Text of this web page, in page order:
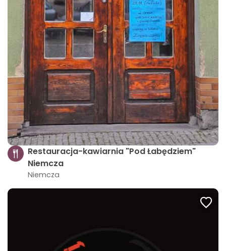
Restauracja-kawiarnia "Pod Łabędziem"
Niemcza
Niemcza